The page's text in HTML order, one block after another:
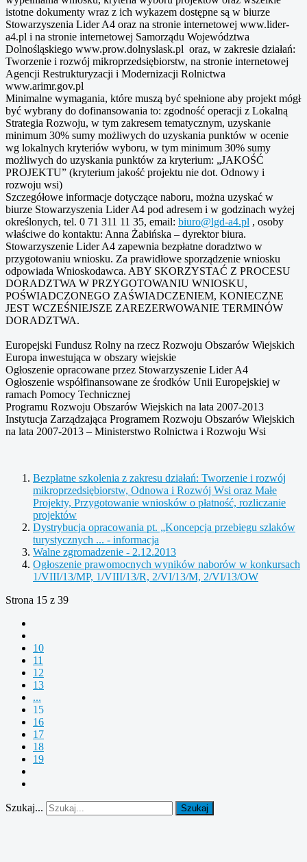
istotne dokumenty wraz z ich wykazem dostępne są w biurze
Stowarzyszenia Lider A4 oraz na stronie internetowej www.lider-
a4.pl i na stronie internetowej Samorządu Województwa
Dolnośląskiego www.prow.dolnyslask.pl oraz, w zakresie działań:
Tworzenie i rozwój mikroprzedsiębiorstw, na stronie internetowej
Agencji Restrukturyzacji i Modernizacji Rolnictwa
www.arimr.gov.pl
Minimalne wymagania, które muszą być spełnione aby projekt mógł
być wybrany do dofinansowania to: zgodność operacji z Lokalną
Strategia Rozwoju, w tym zakresem tematycznym, uzyskanie
minimum 30% sumy możliwych do uzyskania punktów w ocenie
wg lokalnych kryteriów wyboru, w tym minimum 30% sumy
możliwych do uzyskania punktów za kryterium: „JAKOŚĆ
PROJEKTU” (kryterium jakość projektu nie dot. Odnowy i
rozwoju wsi)
Szczegółowe informacje dotyczące naboru, można uzyskać w
biurze Stowarzyszenia Lider A4 pod adresem i w godzinach wyżej
określonych, tel. 0 71 311 11 35, email: biuro@lgd-a4.pl , osoby
właściwe do kontaktu: Anna Żabińska – dyrektor biura.
Stowarzyszenie Lider A4 zapewnia bezpłatne doradztwo w
przygotowaniu wniosku. Za prawidłowe sporządzenie wniosku
odpowiada Wnioskodawca. ABY SKORZYSTAĆ Z PROCESU
DORADZTWA W PRZYGOTOWANIU WNIOSKU,
POŚWIADCZONEGO ZAŚWIADCZENIEM, KONIECZNE
JEST WCZEŚNIEJSZE ZAREZERWOWANIE TERMINÓW
DORADZTWA.
Europejski Fundusz Rolny na rzecz Rozwoju Obszarów Wiejskich
Europa inwestująca w obszary wiejskie
Ogłoszenie opracowane przez Stowarzyszenie Lider A4
Ogłoszenie współfinansowane ze środków Unii Europejskiej w
ramach Pomocy Technicznej
Programu Rozwoju Obszarów Wiejskich na lata 2007-2013
Instytucja Zarządzająca Programem Rozwoju Obszarów Wiejskich
na lata 2007-2013 – Ministerstwo Rolnictwa i Rozwoju Wsi
Bezpłatne szkolenia z zakresu działań: Tworzenie i rozwój
mikroprzedsiębiorstw, Odnowa i Rozwój Wsi oraz Małe
Projekty, Przygotowanie wniosków o płatność, rozliczanie
projektów
Dystrybucja opracowania pt. „Koncepcja przebiegu szlaków
turystycznych ... - informacja
Walne zgromadzenie - 2.12.2013
Ogłoszenie prawomocnych wyników naborów w konkursach
1/VIII/13/MP, 1/VIII/13/R, 2/VI/13/M, 2/VI/13/OW
Strona 15 z 39
10
11
12
13
...
15
16
17
18
19
Szukaj... Szukaj